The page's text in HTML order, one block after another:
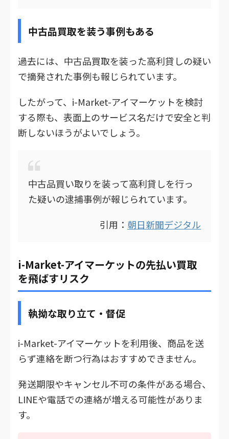
中古品買取を装う事例もある
過去には、中古品買取を装った高利貸しの疑い
で摘発された事例も報じられています。
したがって、i-Market-アイマーケットを検討
する際も、表面上のサービス名だけで安全と判
断しないほうがよいでしょう。
中古品買い取りを装って高利貸しを行っ
た疑いの逮捕事例が報じられています。
引用： 朝日新聞デジタル
i-Market-アイマーケットの先払い買取
を飛ばすリスク
執拗な取り立て・督促
i-Market-アイマーケットを利用後、商品を送
らず連絡を断つ行為はおすすめできません。
発送期限やキャンセル不可の条件がある場合、
LINEや電話での連絡が増える可能性がありま
す。